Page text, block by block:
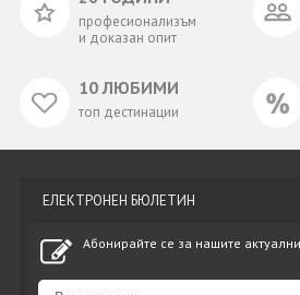
професионализъм
и доказан опит
10 ЛЮБИМИ
топ дестинации
ЕЛЕКТРОНЕН БЮЛЕТИН
Абонирайте се за нашите